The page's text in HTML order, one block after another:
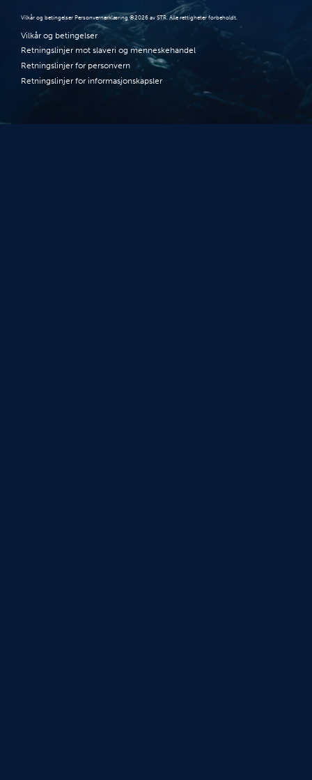
Vilkår og betingelser Personvernerklæring ©2026 av STR. Alle rettigheter forbeholdt.
Vilkår og betingelser
Retningslinjer mot slaveri og menneskehandel
Retningslinjer for personvern
Retningslinjer for informasjonskapsler